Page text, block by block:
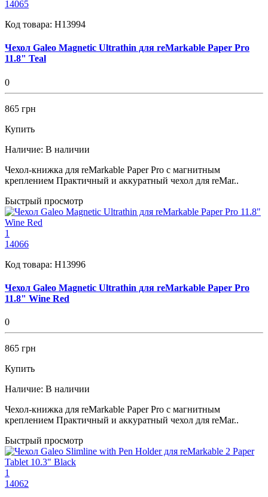
14065
Код товара: H13994
Чехол Galeo Magnetic Ultrathin для reMarkable Paper Pro
11.8" Teal
0
865 грн
Купить
Наличие: В наличии
Чехол-книжка для reMarkable Paper Pro с магнитным
креплением Практичный и аккуратный чехол для reMar..
Быстрый просмотр
1
14066
Код товара: H13996
Чехол Galeo Magnetic Ultrathin для reMarkable Paper Pro
11.8" Wine Red
0
865 грн
Купить
Наличие: В наличии
Чехол-книжка для reMarkable Paper Pro с магнитным
креплением Практичный и аккуратный чехол для reMar..
Быстрый просмотр
1
14062